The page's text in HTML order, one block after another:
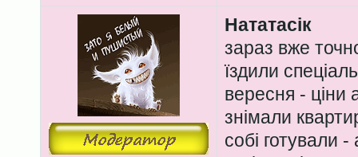
Нататасік
зараз вже
їздили
вересня - ціни
знімали
собі готували